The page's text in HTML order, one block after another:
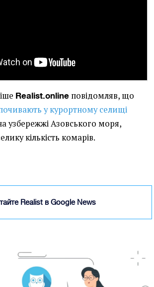
Realist.online повідомляв, що
у курортному селищі
узбережжі Азовського моря,
кількість комарів.
Realist в Google News